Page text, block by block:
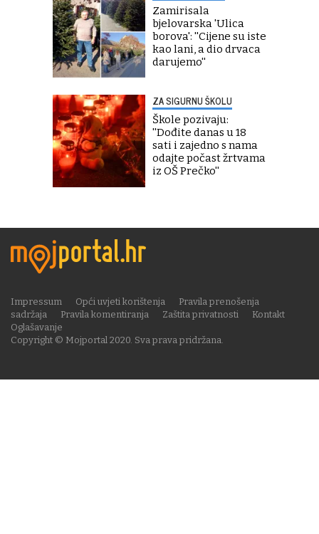
Zamirisala
bjelovarska 'Ulica
borova': ''Cijene su iste
kao lani, a dio drvaca
darujemo''
ZA SIGURNU ŠKOLU
Škole pozivaju:
''Dođite danas u 18
sati i zajedno s nama
odajte počast žrtvama
iz OŠ Prečko''
Copyright © Mojportal 2020. Sva prava pridržana.
Impressum Opći uvjeti korištenja
Pravila prenošenja
sadržaja
Pravila komentiranja Zaštita privatnosti
Kontakt
Oglašavanje